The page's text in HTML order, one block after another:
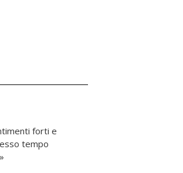
forti e
tempo